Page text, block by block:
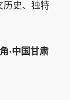
历史、独特
·中国甘肃